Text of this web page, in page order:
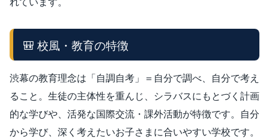
🎒 校風・教育の特徴
渋幕の教育理念は「自調自考」＝自分で調べ、自分で考え
ること。生徒の主体性を重んじ、シラバスにもとづく計画
的な学びや、活発な国際交流・課外活動が特徴です。自分
から学び、深く考えたいお子さまに合いやすい学校です。